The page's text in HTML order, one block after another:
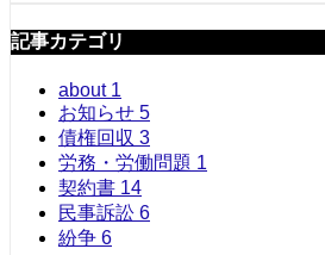
記事カテゴリ
about 1
お知らせ 5
債権回収 3
労務・労働問題 1
契約書 14
民事訴訟 6
紛争 6